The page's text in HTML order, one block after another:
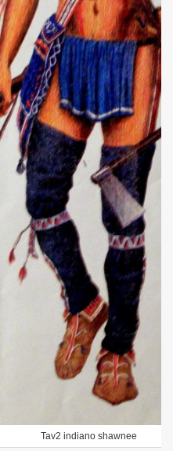
Tav2 indiano shawnee